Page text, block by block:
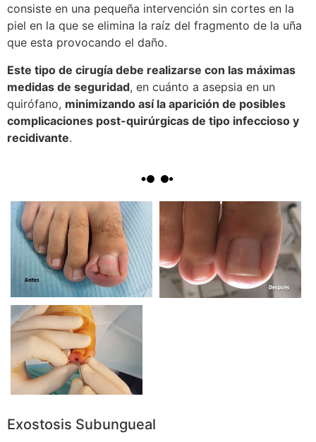
consiste en una pequeña intervención sin cortes en la
piel en la que se elimina la raíz del fragmento de la uña
que esta provocando el daño.
Este tipo de cirugía debe realizarse con las máximas
medidas de seguridad, en cuánto a asepsia en un
quirófano, minimizando así la aparición de posibles
complicaciones post-quirúrgicas de tipo infeccioso y
recidivante.
Exostosis Subungueal